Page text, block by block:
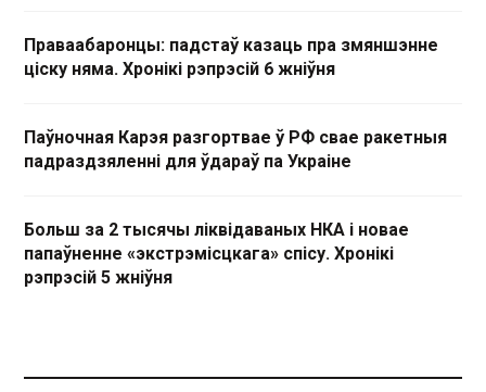
Праваабаронцы: падстаў казаць пра змяншэнне
ціску няма. Хронікі рэпрэсій 6 жніўня
Паўночная Карэя разгортвае ў РФ свае ракетныя
падраздзяленні для ўдараў па Украіне
Больш за 2 тысячы ліквідаваных НКА і новае
папаўненне «экстрэмісцкага» спісу. Хронікі
рэпрэсій 5 жніўня